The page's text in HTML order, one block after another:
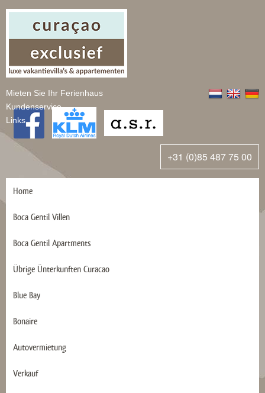
Mieten Sie Ihr Ferienhaus
Kundenservice
Links
+31 (0)85 487 75 00
Home
Boca Gentil Villen
Boca Gentil Apartments
Übrige Ünterkunften Curacao
Blue Bay
Bonaire
Autovermietung
Verkauf